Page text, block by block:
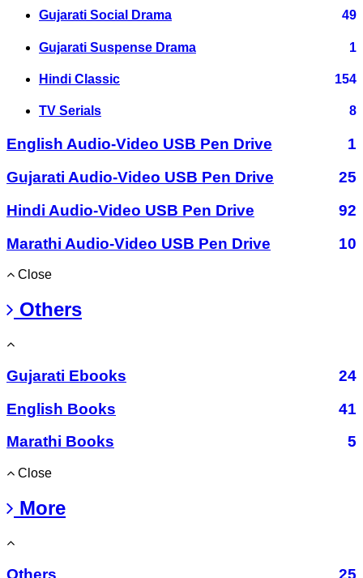
Gujarati Social Drama 49
Gujarati Suspense Drama 1
Hindi Classic 154
TV Serials 8
English Audio-Video USB Pen Drive
1
Gujarati Audio-Video USB Pen Drive
25
Hindi Audio-Video USB Pen Drive
92
Marathi Audio-Video USB Pen Drive
10
Close
Others
Gujarati Ebooks
24
English Books
41
Marathi Books
5
Close
More
Others 25